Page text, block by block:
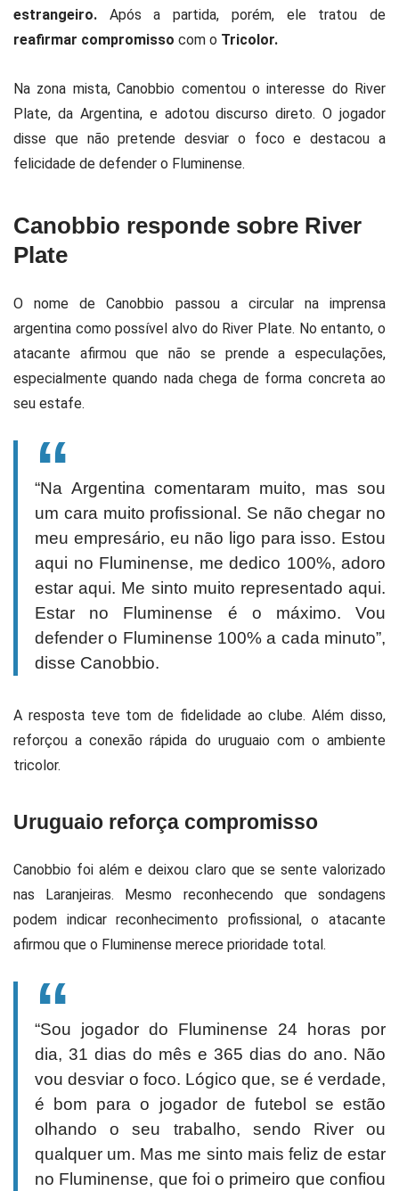
estrangeiro. Após a partida, porém, ele tratou de
reafirmar compromisso com o Tricolor.
Na zona mista, Canobbio comentou o interesse do River
Plate, da Argentina, e adotou discurso direto. O jogador
disse que não pretende desviar o foco e destacou a
felicidade de defender o Fluminense.
Canobbio responde sobre River
Plate
O nome de Canobbio passou a circular na imprensa
argentina como possível alvo do River Plate. No entanto, o
atacante afirmou que não se prende a especulações,
especialmente quando nada chega de forma concreta ao
seu estafe.
“Na Argentina comentaram muito, mas sou
um cara muito profissional. Se não chegar no
meu empresário, eu não ligo para isso. Estou
aqui no Fluminense, me dedico 100%, adoro
estar aqui. Me sinto muito representado aqui.
Estar no Fluminense é o máximo. Vou
defender o Fluminense 100% a cada minuto”,
disse Canobbio.
A resposta teve tom de fidelidade ao clube. Além disso,
reforçou a conexão rápida do uruguaio com o ambiente
tricolor.
Uruguaio reforça compromisso
Canobbio foi além e deixou claro que se sente valorizado
nas Laranjeiras. Mesmo reconhecendo que sondagens
podem indicar reconhecimento profissional, o atacante
afirmou que o Fluminense merece prioridade total.
“Sou jogador do Fluminense 24 horas por
dia, 31 dias do mês e 365 dias do ano. Não
vou desviar o foco. Lógico que, se é verdade,
é bom para o jogador de futebol se estão
olhando o seu trabalho, sendo River ou
qualquer um. Mas me sinto mais feliz de estar
no Fluminense, que foi o primeiro que confiou